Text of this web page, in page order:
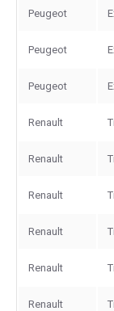
Peugeot
Peugeot
Peugeot
Renault
Renault
Renault
Renault
Renault
Renault